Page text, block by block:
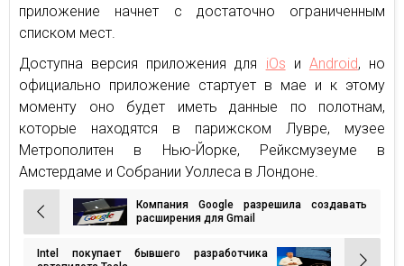
приложение начнет с достаточно ограниченным
списком мест.
Доступна версия приложения для iOs и Android, но
официально приложение стартует в мае и к этому
моменту оно будет иметь данные по полотнам,
которые находятся в парижском Лувре, музее
Метрополитен в Нью-Йорке, Рейксмузеуме в
Амстердаме и Собрании Уоллеса в Лондоне.
Навигация
по
записям
Компания Google разрешила создавать
расширения для Gmail
Intel покупает бывшего разработчика